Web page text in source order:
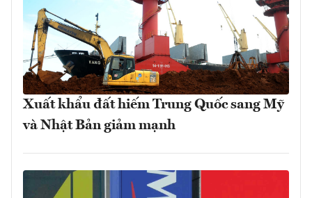
Xuất khẩu đất hiếm Trung Quốc sang Mỹ
và Nhật Bản giảm mạnh